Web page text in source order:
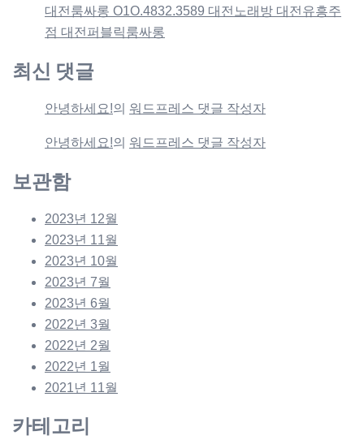
대전룸싸롱 O1O.4832.3589 대전노래방 대전유흥주
점 대전퍼블릭룸싸롱
최신 댓글
안녕하세요!의 워드프레스 댓글 작성자
안녕하세요!의 워드프레스 댓글 작성자
보관함
2023년 12월
2023년 11월
2023년 10월
2023년 7월
2023년 6월
2022년 3월
2022년 2월
2022년 1월
2021년 11월
카테고리